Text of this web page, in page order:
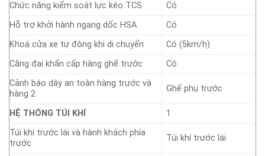
Chức năng kiểm soát lực kéo TCS
Có
Hỗ trợ khởi hành ngang dốc HSA
Có
Khoá cửa xe tự động khi di chuyển
Có (5km/h)
Căng đai khẩn cấp hàng ghế trước
Có
Cảnh báo dây an toàn hàng trước và
hàng 2
Ghế phụ trước
HỆ THỐNG TÚI KHÍ
1
Túi khí trước lái và hành khách phía
trước
Túi khí trước lái